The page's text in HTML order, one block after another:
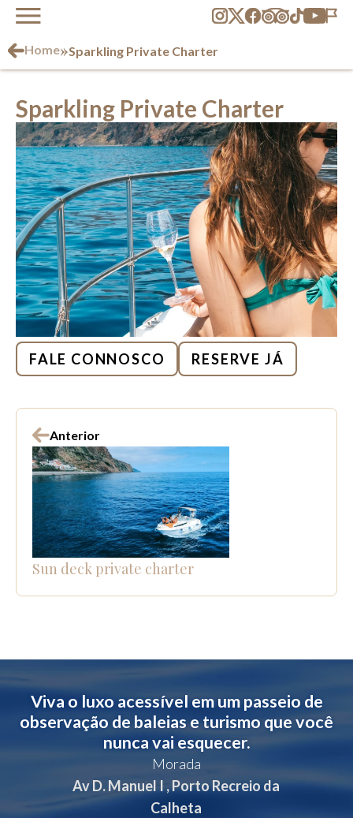
Home»Sparkling Private Charter
Sparkling Private Charter
FALE CONNOSCO RESERVE JÁ
Anterior
Sun deck private charter
Viva o luxo acessível em um passeio de
observação de baleias e turismo que você
nunca vai esquecer.
Morada
Av D. Manuel I , Porto Recreio da
Calheta